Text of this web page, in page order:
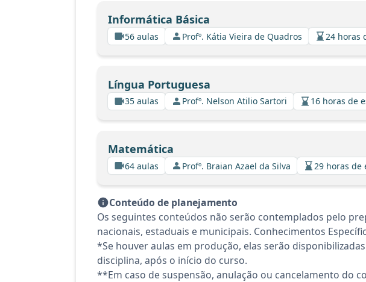
Informática Básica
56 aulas Profº. Kátia Vieira de Quadros 24 horas
Língua Portuguesa
35 aulas Profº. Nelson Atilio Sartori 16 horas de
Matemática
64 aulas Profº. Braian Azael da Silva 29 horas de
Conteúdo de planejamento
Os seguintes conteúdos não serão contemplados pelo
nacionais, estaduais e municipais. Conhecimentos
*Se houver aulas em produção, elas serão
disciplina, após o início do curso.
**Em caso de suspensão, anulação ou cancelamento do